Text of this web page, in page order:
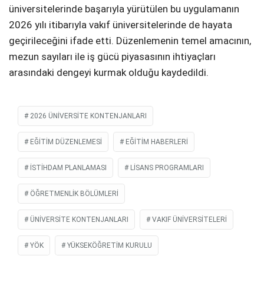
üniversitelerinde başarıyla yürütülen bu uygulamanın
2026 yılı itibarıyla vakıf üniversitelerinde de hayata
geçirileceğini ifade etti. Düzenlemenin temel amacının,
mezun sayıları ile iş gücü piyasasının ihtiyaçları
arasındaki dengeyi kurmak olduğu kaydedildi.
2026 ÜNIVERSITE KONTENJANLARI
EĞITIM DÜZENLEMESI EĞITIM HABERLERI
İSTIHDAM PLANLAMASI LISANS PROGRAMLARI
ÖĞRETMENLIK BÖLÜMLERI
ÜNIVERSITE KONTENJANLARI VAKIF ÜNIVERSITELERI
YÖK YÜKSEKÖĞRETIM KURULU